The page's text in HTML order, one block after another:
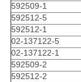
592509-1
592512-5
592512-1
02-137122-5
02-137122-1
592509-2
592512-2